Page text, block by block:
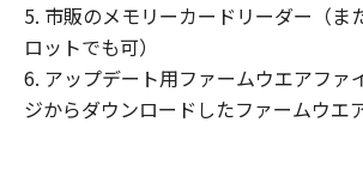
所有権
「許諾ソフトウェア」は、著
護され、キヤノンにより所有
す。お客様は、キヤノンが、
5. 市販のメモリーカードリーダー（ま
ロットでも可）
6. アップデート用ファームウエアファ
ジからダウンロードしたファームウエ